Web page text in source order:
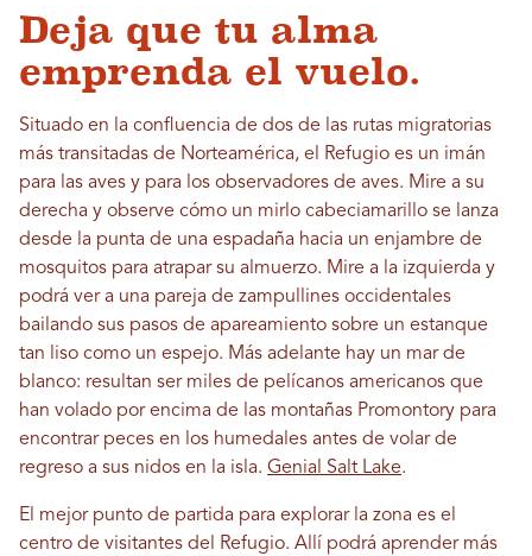
Deja que tu alma
emprenda el vuelo.
Situado en la confluencia de dos de las rutas migratorias
más transitadas de Norteamérica, el Refugio es un imán
para las aves y para los observadores de aves. Mire a su
derecha y observe cómo un mirlo cabeciamarillo se lanza
desde la punta de una espadaña hacia un enjambre de
mosquitos para atrapar su almuerzo. Mire a la izquierda y
podrá ver a una pareja de zampullines occidentales
bailando sus pasos de apareamiento sobre un estanque
tan liso como un espejo. Más adelante hay un mar de
blanco: resultan ser miles de pelícanos americanos que
han volado por encima de las montañas Promontory para
encontrar peces en los humedales antes de volar de
regreso a sus nidos en la isla. Genial Salt Lake.
El mejor punto de partida para explorar la zona es el
centro de visitantes del Refugio. Allí podrá aprender más